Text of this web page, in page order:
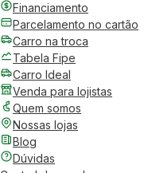
Financiamento
Parcelamento no cartão
Carro na troca
Tabela Fipe
Carro Ideal
Venda para lojistas
Quem somos
Nossas lojas
Blog
Dúvidas